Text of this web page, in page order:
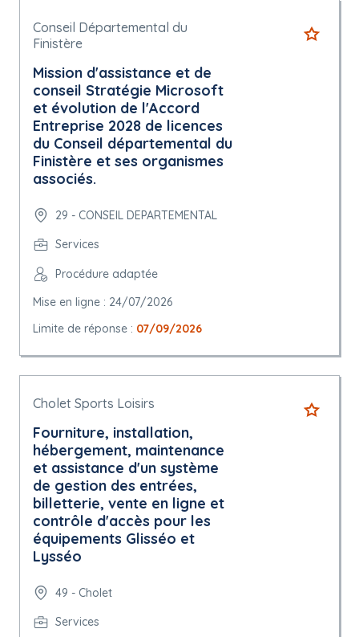
Conseil Départemental du
Finistère
Mission d'assistance et de
conseil Stratégie Microsoft
et évolution de l'Accord
Entreprise 2028 de licences
du Conseil départemental du
Finistère et ses organismes
associés.
29 - CONSEIL DEPARTEMENTAL
Services
Procédure adaptée
Mise en ligne : 24/07/2026
Limite de réponse : 07/09/2026
Cholet Sports Loisirs
Fourniture, installation,
hébergement, maintenance
et assistance d'un système
de gestion des entrées,
billetterie, vente en ligne et
contrôle d'accès pour les
équipements Glisséo et
Lysséo
49 - Cholet
Services